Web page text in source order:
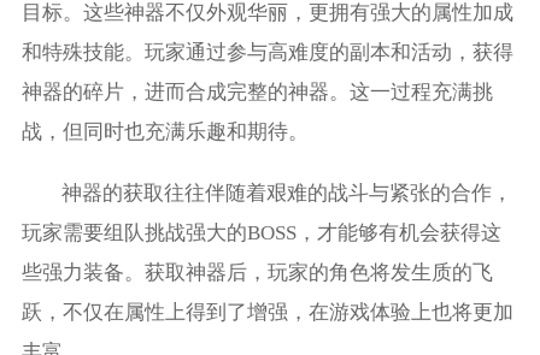
目标。这些神器不仅外观华丽，更拥有强大的属性加成
和特殊技能。玩家通过参与高难度的副本和活动，获得
神器的碎片，进而合成完整的神器。这一过程充满挑
战，但同时也充满乐趣和期待。
神器的获取往往伴随着艰难的战斗与紧张的合作，
玩家需要组队挑战强大的BOSS，才能够有机会获得这
些强力装备。获取神器后，玩家的角色将发生质的飞
跃，不仅在属性上得到了增强，在游戏体验上也将更加